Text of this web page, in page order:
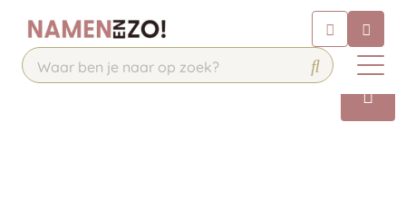
Chat 24/7 met onze chatbot voor
hulp
Contact